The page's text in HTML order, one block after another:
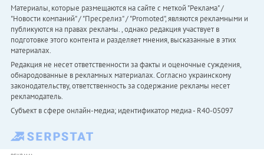
Материалы, которые размещаются на сайте с меткой "Реклама" /
"Новости компаний" / "Пресрелиз" / "Promoted", являются рекламными и
публикуются на правах рекламы. , однако редакция участвует в
подготовке этого контента и разделяет мнения, высказанные в этих
материалах.
Редакция не несет ответственности за факты и оценочные суждения,
обнародованные в рекламных материалах. Согласно украинскому
законодательству, ответственность за содержание рекламы несет
рекламодатель.
Субъект в сфере онлайн-медиа; идентификатор медиа - R40-05097